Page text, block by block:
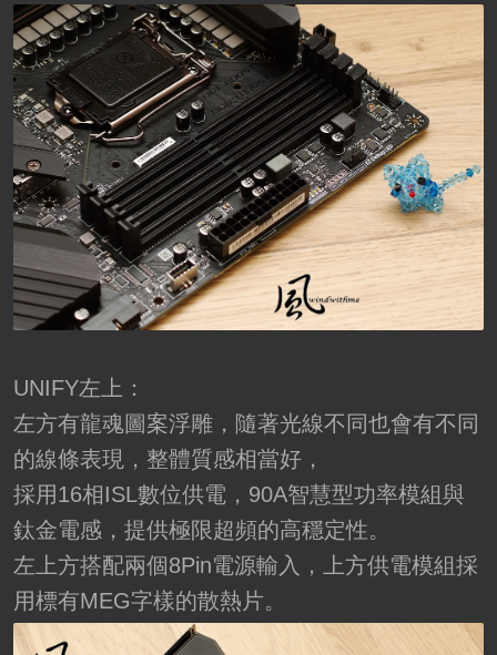
UNIFY左上：
左方有龍魂圖案浮雕，隨著光線不同也會有不同
的線條表現，整體質感相當好，
採用16相ISL數位供電，90A智慧型功率模組與
鈦金電感，提供極限超頻的高穩定性。
左上方搭配兩個8Pin電源輸入，上方供電模組採
用標有MEG字樣的散熱片。